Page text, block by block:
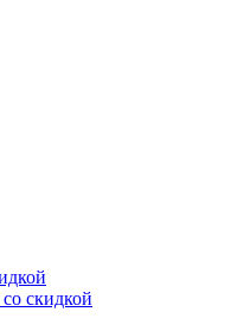
скидкой